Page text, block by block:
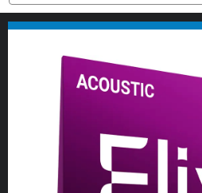
VARUMÄRKEN
NYHETER
KONTAKT